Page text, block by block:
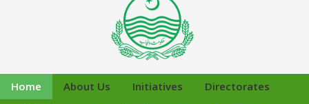
Home About Us Initiatives
Directorates